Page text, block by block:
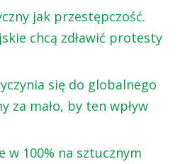
jak przestępczość.
chcą zdławić protesty
się do globalnego
za mało, by ten wpływ
w 100% na sztucznym